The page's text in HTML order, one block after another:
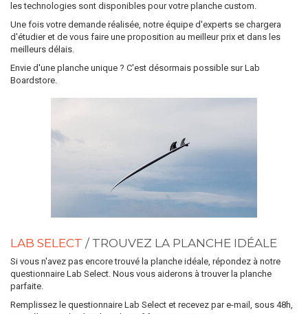
les technologies sont disponibles pour votre planche custom.
Une fois votre demande réalisée, notre équipe d'experts se chargera
d'étudier et de vous faire une proposition au meilleur prix et dans les
meilleurs délais.
Envie d'une planche unique ? C'est désormais possible sur Lab
Boardstore.
LAB SELECT / TROUVEZ LA PLANCHE IDÉALE
Si vous n'avez pas encore trouvé la planche idéale, répondez à notre
questionnaire Lab Select. Nous vous aiderons à trouver la planche
parfaite.
Remplissez le questionnaire Lab Select et recevez par e-mail, sous 48h,